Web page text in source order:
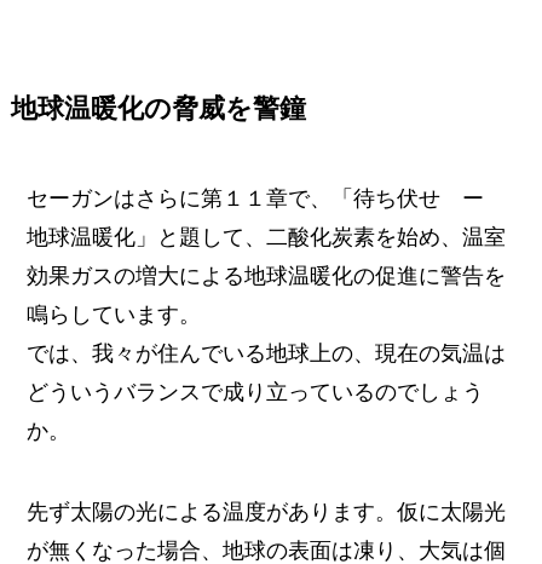
地球温暖化の脅威を警鐘
セーガンはさらに第１１章で、「待ち伏せ ー
地球温暖化」と題して、二酸化炭素を始め、温室
効果ガスの増大による地球温暖化の促進に警告を
鳴らしています。
では、我々が住んでいる地球上の、現在の気温は
どういうバランスで成り立っているのでしょう
か。
先ず太陽の光による温度があります。仮に太陽光
が無くなった場合、地球の表面は凍り、大気は個